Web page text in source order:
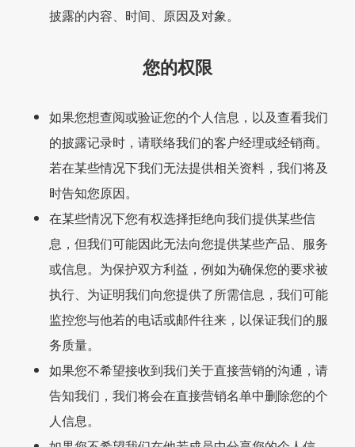
披露的内容、时间、原因及对象。
您的权限
如果您想查阅或验证您的个人信息，以及查看我们
的披露记录时，请联络我们的客户经理或经销商。
若在某些情况下我们无法提供相关资料，我们将及
时告知您原因。
在某些情况下您有权选择拒绝向我们提供某些信
息，但我们可能因此无法向您提供某些产品、服务
或信息。为保护双方利益，例如为确保您的要求被
执行、为证明我们向您提供了所需信息，我们可能
监控您与他若的电话或邮件往来，以保证我们的服
务质量。
如果您不希望接收到我们关于直接营销的沟通，请
告知我们，我们将会在直接营销名单中删除您的个
人信息。